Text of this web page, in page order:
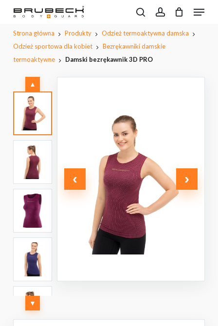
głównej
Wyszukiwarka
Menu
Strona główna Produkty
Odzież termoaktywna damska
Odzież sportowa dla kobiet
Bezrękawniki damskie
termoaktywne
Damski bezrękawnik 3D PRO
▲
▼
‹ ›
„Damski bezrękawnik 3D PRO”
Musisz sięzalogować, aby dodać opinię.